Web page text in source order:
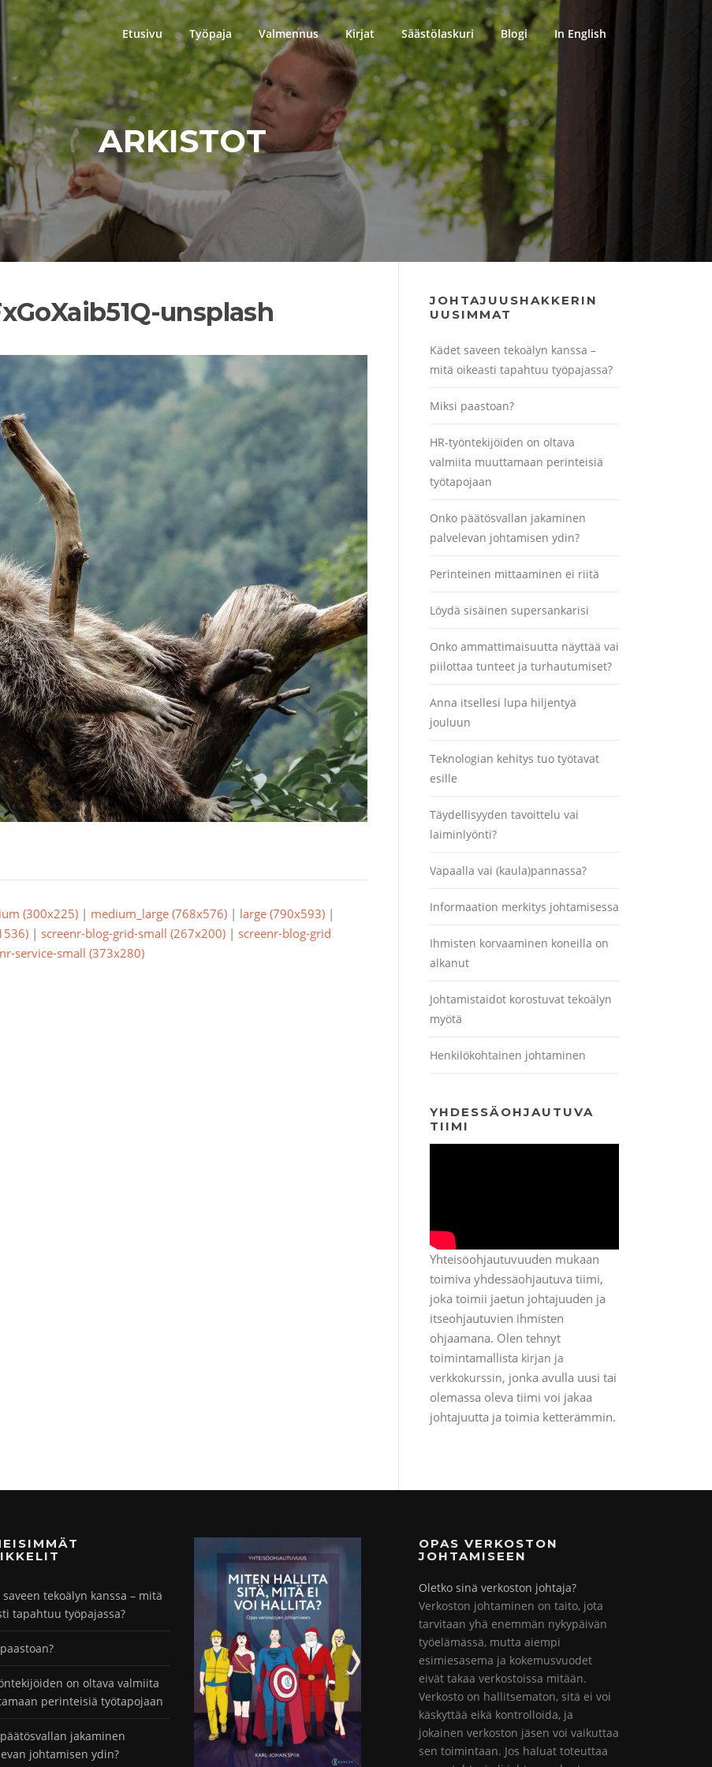
Etusivu Työpaja Valmennus Kirjat Säästölaskuri Blogi In English
ARKISTOT
unsplash
(300x225) | medium_large (768x576) | large (790x593) |
| screenr-blog-grid-small (267x200) | screenr-blog-grid
service-small (373x280)
JOHTAJUUSHAKKERIN
UUSIMMAT
Kädet saveen tekoälyn kanssa –
mitä oikeasti tapahtuu työpajassa?
Miksi paastoan?
HR-työntekijöiden on oltava
valmiita muuttamaan perinteisiä
työtapojaan
Onko päätösvallan jakaminen
palvelevan johtamisen ydin?
Perinteinen mittaaminen ei riitä
Löydä sisäinen supersankarisi
Onko ammattimaisuutta näyttää vai
piilottaa tunteet ja turhautumiset?
Anna itsellesi lupa hiljentyä
jouluun
Teknologian kehitys tuo työtavat
esille
Täydellisyyden tavoittelu vai
laiminlyönti?
Vapaalla vai (kaula)pannassa?
Informaation merkitys johtamisessa
Ihmisten korvaaminen koneilla on
alkanut
Johtamistaidot korostuvat tekoälyn
myötä
Henkilökohtainen johtaminen
YHDESSÄOHJAUTUVA
TIIMI
Yhteisöohjautuvuuden mukaan
toimiva yhdessäohjautuva tiimi,
joka toimii jaetun johtajuuden ja
itseohjautuvien ihmisten
ohjaamana. Olen tehnyt
toimintamallista kirjan ja
verkkokurssin, jonka avulla uusi tai
olemassa oleva tiimi voi jakaa
johtajuutta ja toimia ketterämmin.
saveen tekoälyn kanssa – mitä
tapahtuu työpajassa?
on oltava valmiita
perinteisiä työtapojaan
jakaminen
johtamisen ydin?
OPAS VERKOSTON
JOHTAMISEEN
Oletko sinä verkoston johtaja?
Verkoston johtaminen on taito, jota
tarvitaan yhä enemmän nykypäivän
työelämässä, mutta aiempi
esimiesasema ja kokemusvuodet
eivät takaa verkostoissa mitään.
Verkosto on hallitsematon, sitä ei voi
käskyttää eikä kontrolloida, ja
jokainen verkoston jäsen voi vaikuttaa
sen toimintaan. Jos haluat toteuttaa